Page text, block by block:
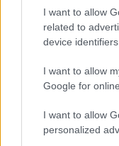
I want to allow
related to
device identifiers
I want to allow
Google for
I want to allow
personalized
Για ποιους
Η Δευτέρα του
επίσημηαργία
ιδιωτικό